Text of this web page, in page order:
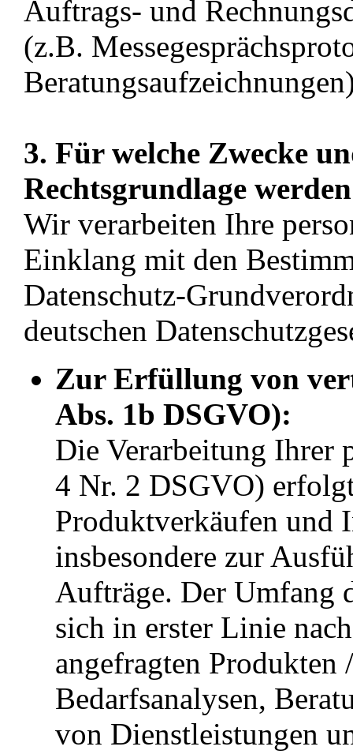
Auftrags- und
(z.B.
3. Für welche Zwecke
Rechtsgrundlage
Wir verarbeiten Ihre
Einklang mit den
Datenschutz-
deutschen
Zur Erfüllung von
Abs. 1b DSGVO):
Die Verarbeitung Ihrer
4 Nr. 2 DSGVO)
Produktverkäufen und
insbesondere zur
Aufträge. Der Umfang
sich in erster Linie
angefragten Produkten
Bedarfsanalysen,
von Dienstleistungen